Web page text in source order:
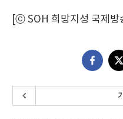
[ⓒ SOH 희망지성 국제